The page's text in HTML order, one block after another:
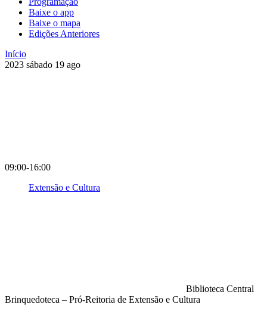
Baixe o app
Baixe o mapa
Edições Anteriores
Início
2023 sábado 19 ago
09:00-16:00
Extensão e Cultura
Biblioteca Central
Brinquedoteca – Pró-Reitoria de Extensão e Cultura